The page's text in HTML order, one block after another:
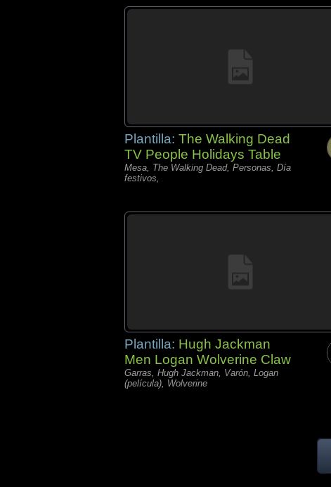
Plantilla: The Walking Dead
TV People Holidays Table
Mesa, The Walking Dead, Personas, Día
festivos,
Plantilla: Hugh Jackman
Men Logan Wolverine Claw
Garras, Hugh Jackman, Varón, Logan
(película), Wolverine